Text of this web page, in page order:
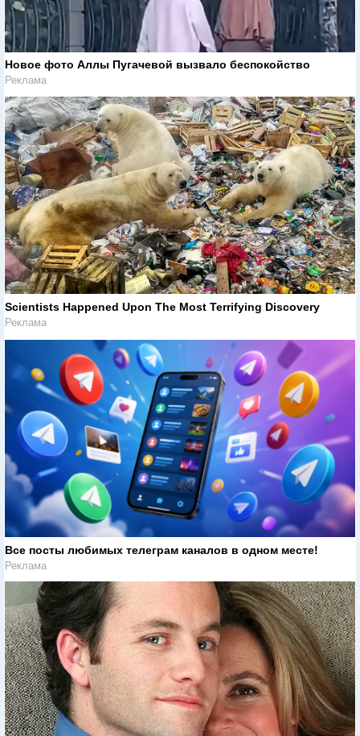
Новое фото Аллы Пугачевой вызвало беспокойство
Реклама
Scientists Happened Upon The Most Terrifying Discovery
Реклама
Все посты любимых телеграм каналов в одном месте!
Реклама